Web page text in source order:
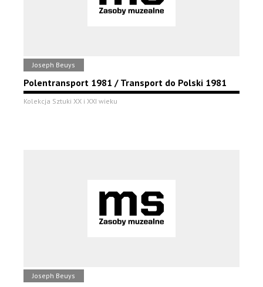
Joseph Beuys
Polentransport 1981 / Transport do Polski 1981
Kolekcja Sztuki XX i XXI wieku
Joseph Beuys